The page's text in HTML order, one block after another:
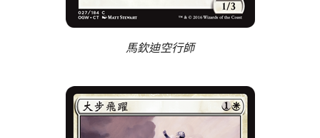
馬欽迪空行師